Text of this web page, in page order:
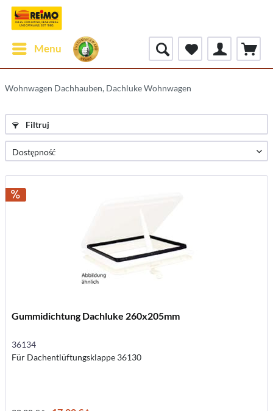
Menu
Wohnwagen Dachhauben, Dachluke Wohnwagen
Filtruj
Gummidichtung Dachluke 260x205mm
36134
Für Dachentlüftungsklappe 36130